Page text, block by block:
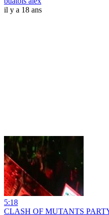
il y a 18 ans
5:18
CLASH OF MUTANTS